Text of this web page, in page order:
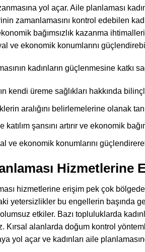
yol açar. Aile planlaması
zamanlamasını kontrol edebilen
bağımsızlık kazanma
ve ekonomik konumlarını
kadınların güçlenmesine katkı
kendi üreme sağlıkları hakkında
aralığını belirlemelerine olanak
katılım şansını artırır ve ekonomik
ve ekonomik konumlarını
Hizmetlerine
hizmetlerine erişim pek çok
yetersizlikler bu engellerin başında
olumsuz etkiler. Bazı topluluklarda
Kırsal alanlarda doğum kontrol
yol açar ve kadınları aile